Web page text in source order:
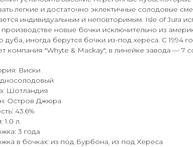
легкие и достаточно эклектичные солодовые
индивидуальным и неповторимым. Isle of Jura
новые бочки исключительно из
дуба, иногда берутся бочки из-под хереса. С 1994
компания "Whyte & Mackay", в линейке завода — 7
Виски
Шотландия
Остров Джюра
43.6%
1.0 л.
3 года
в бочках: из под Бурбона, из под Хереса